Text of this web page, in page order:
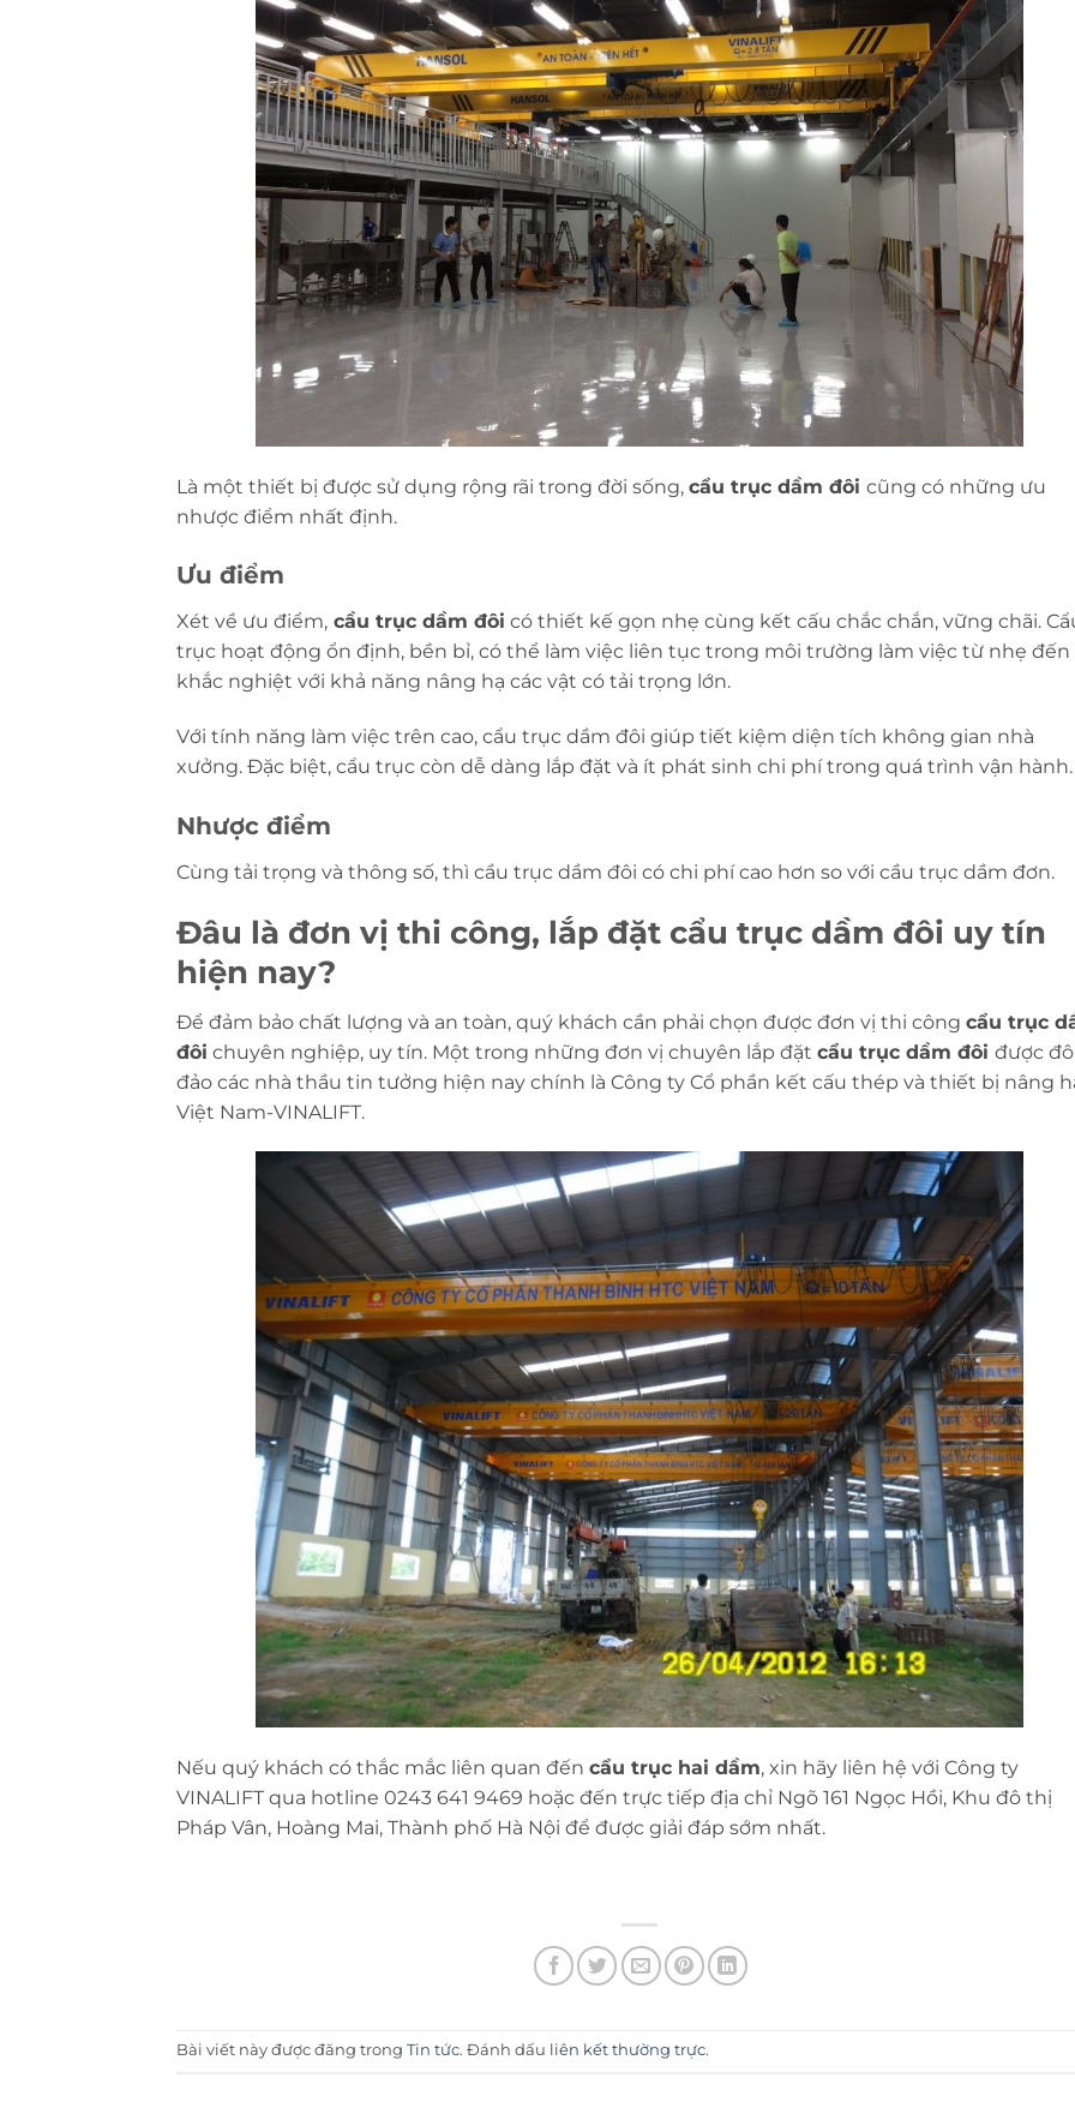
Là một thiết bị được sử dụng rộng rãi trong đời sống, cẩu trục dầm đôi cũng có những ưu
nhược điểm nhất định.
Ưu điểm
Xét về ưu điểm, cầu trục dầm đôi có thiết kế gọn nhẹ cùng kết cấu chắc chắn, vững chãi.
trục hoạt động ổn định, bền bỉ, có thể làm việc liên tục trong môi trường làm việc từ nhẹ đến
khắc nghiệt với khả năng nâng hạ các vật có tải trọng lớn.
Với tính năng làm việc trên cao, cẩu trục dầm đôi giúp tiết kiệm diện tích không gian nhà
xưởng. Đặc biệt, cẩu trục còn dễ dàng lắp đặt và ít phát sinh chi phí trong quá trình vận hành.
Nhược điểm
Cùng tải trọng và thông số, thì cầu trục dầm đôi có chi phí cao hơn so với cầu trục dầm đơn.
Đâu là đơn vị thi công, lắp đặt cẩu trục dầm đôi uy tín
hiện nay?
Để đảm bảo chất lượng và an toàn, quý khách cần phải chọn được đơn vị thi công cẩu trục
đôi chuyên nghiệp, uy tín. Một trong những đơn vị chuyên lắp đặt cẩu trục dầm đôi được
đảo các nhà thầu tin tưởng hiện nay chính là Công ty Cổ phần kết cấu thép và thiết bị nâng
Việt Nam-VINALIFT.
Nếu quý khách có thắc mắc liên quan đến cẩu trục hai dầm, xin hãy liên hệ với Công ty
VINALIFT qua hotline 0243 641 9469 hoặc đến trực tiếp địa chỉ Ngõ 161 Ngọc Hồi, Khu đô thị
Pháp Vân, Hoàng Mai, Thành phố Hà Nội để được giải đáp sớm nhất.
Bài viết này được đăng trong Tin tức. Đánh dấu liên kết thường trực.